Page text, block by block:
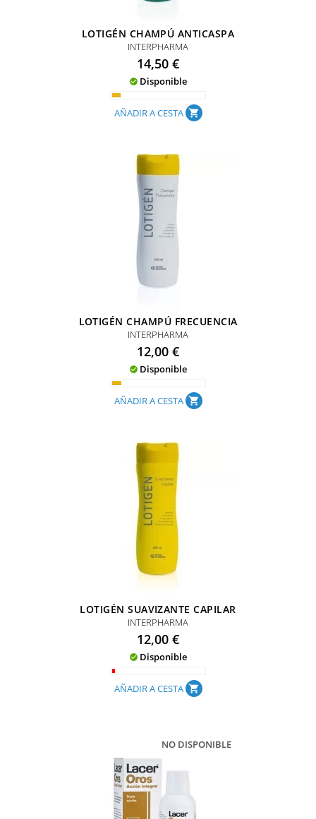
LOTIGÉN CHAMPÚ ANTICASPA
INTERPHARMA
Precio
14,50 €
 Disponible
AÑADIR A CESTA shopping_cart
LOTIGÉN CHAMPÚ FRECUENCIA
INTERPHARMA
Precio
12,00 €
 Disponible
AÑADIR A CESTA shopping_cart
LOTIGÉN SUAVIZANTE CAPILAR
INTERPHARMA
Precio
12,00 €
 Disponible
AÑADIR A CESTA shopping_cart
NO DISPONIBLE